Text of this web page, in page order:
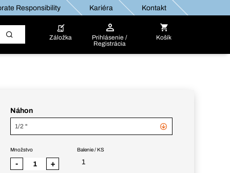
Responsibility Kariéra Kontakt
Záložka
Prihlásenie /
Registrácia
Košík
Náhon
1/2 "
Balenie / KS
1
Množstvo
- +